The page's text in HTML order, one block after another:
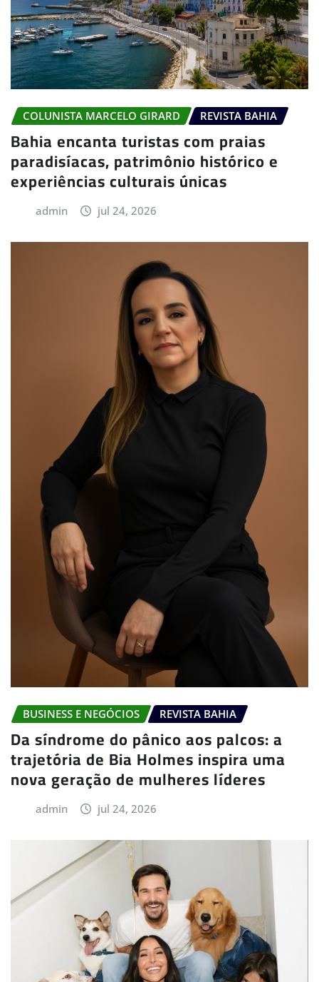
COLUNISTA MARCELO GIRARD REVISTA BAHIA
Bahia encanta turistas com praias
paradisíacas, patrimônio histórico e
experiências culturais únicas
admin jul 24, 2026
BUSINESS E NEGÓCIOS REVISTA BAHIA
Da síndrome do pânico aos palcos: a
trajetória de Bia Holmes inspira uma
nova geração de mulheres líderes
admin jul 24, 2026